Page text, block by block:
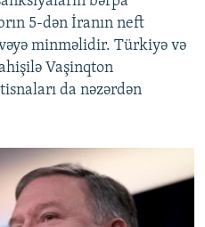
5-dən İranın neft
minməlidir. Türkiyə və
Vaşinqton
da nəzərdən